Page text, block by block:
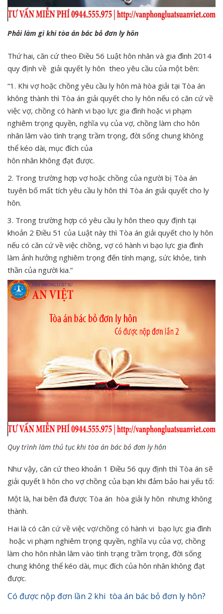
Phải làm gì khi tòa án bác bỏ đơn ly hôn
Thứ hai, căn cứ theo Điều 56 Luật hôn nhân và gia đình 2014
quy định về giải quyết ly hôn theo yêu cầu của một bên:
“1. Khi vợ hoặc chồng yêu cầu ly hôn mà hòa giải tại Tòa án
không thành thì Tòa án giải quyết cho ly hôn nếu có căn cứ về
việc vợ, chồng có hành vi bạo lực gia đình hoặc vi phạm
nghiêm trọng quyền, nghĩa vụ của vợ, chồng làm cho hôn
nhân lâm vào tình trạng trầm trọng, đời sống chung không
thể kéo dài, mục đích của
hôn nhân không đạt được.
2. Trong trường hợp vợ hoặc chồng của người bị Tòa án
tuyên bố mất tích yêu cầu ly hôn thì Tòa án giải quyết cho ly
hôn.
3. Trong trường hợp có yêu cầu ly hôn theo quy định tại
khoản 2 Điều 51 của Luật này thì Tòa án giải quyết cho ly hôn
nếu có căn cứ về việc chồng, vợ có hành vi bạo lực gia đình
làm ảnh hưởng nghiêm trọng đến tính mạng, sức khỏe, tinh
thần của người kia.”
Quy trình làm thủ tục khi tòa án bác bỏ đơn ly hôn
Như vậy, căn cứ theo khoản 1 Điều 56 quy định thì Tòa án sẽ
giải quyết li hôn cho vợ chồng của bạn khi đảm bảo hai yếu tố:
Một là, hai bên đã được Tòa án hòa giải ly hôn nhưng không
thành.
Hai là có căn cứ về việc vợ/chồng có hành vi bạo lực gia đình
hoặc vi phạm nghiêm trọng quyền, nghĩa vụ của vợ, chồng
làm cho hôn nhân lâm vào tình trạng trầm trọng, đời sống
chung không thể kéo dài, mục đích của hôn nhân không đạt
được.
Có được nộp đơn lần 2 khi tòa án bác bỏ đơn ly hôn?